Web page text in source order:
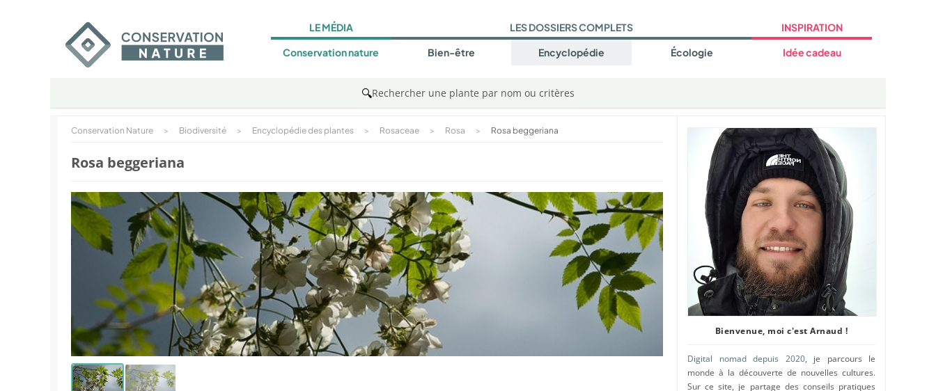
LE MÉDIA
Conservation nature
LES DOSSIERS COMPLETS
Bien-être Encyclopédie Écologie
INSPIRATION
Idée cadeau
🔍Rechercher une plante par nom ou critères
Conservation Nature > Biodiversité > Encyclopédie des plantes > Rosaceae > Rosa > Rosa beggeriana
Rosa beggeriana
Bienvenue, moi c'est Arnaud !
Digital nomad depuis 2020, je parcours le
monde à la découverte de nouvelles cultures.
Sur ce site, je partage des conseils pratiques